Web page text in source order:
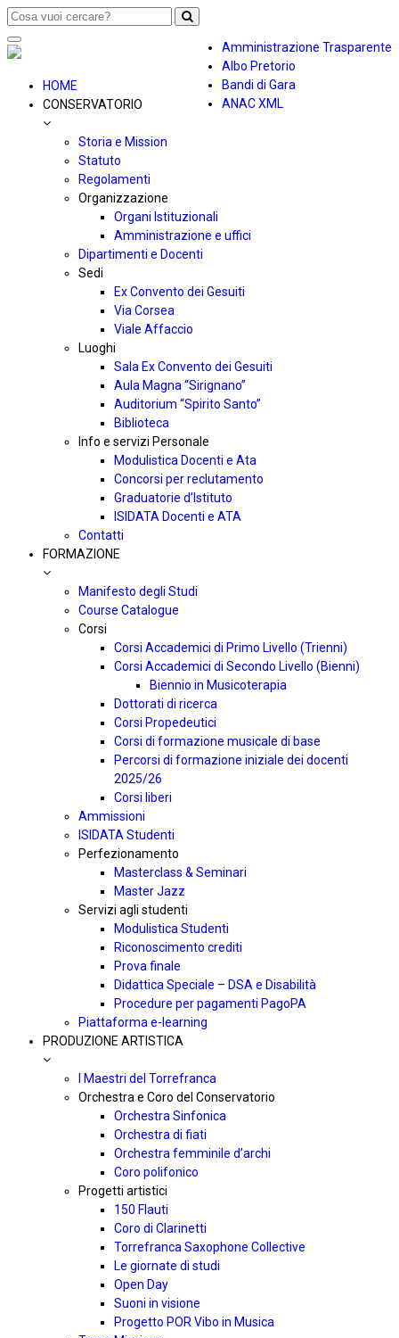
Amministrazione Trasparente
Albo Pretorio
Bandi di Gara
ANAC XML
Toggle
navigation
HOME
CONSERVATORIO
Storia e Mission
Statuto
Regolamenti
Organizzazione
Organi Istituzionali
Amministrazione e uffici
Dipartimenti e Docenti
Sedi
Ex Convento dei Gesuiti
Via Corsea
Viale Affaccio
Luoghi
Sala Ex Convento dei Gesuiti
Aula Magna “Sirignano”
Auditorium “Spirito Santo”
Biblioteca
Info e servizi Personale
Modulistica Docenti e Ata
Concorsi per reclutamento
Graduatorie d’Istituto
ISIDATA Docenti e ATA
Contatti
FORMAZIONE
Manifesto degli Studi
Course Catalogue
Corsi
Corsi Accademici di Primo Livello (Trienni)
Corsi Accademici di Secondo Livello (Bienni)
Biennio in Musicoterapia
Dottorati di ricerca
Corsi Propedeutici
Corsi di formazione musicale di base
Percorsi di formazione iniziale dei docenti
2025/26
Corsi liberi
Ammissioni
ISIDATA Studenti
Perfezionamento
Masterclass & Seminari
Master Jazz
Servizi agli studenti
Modulistica Studenti
Riconoscimento crediti
Prova finale
Didattica Speciale – DSA e Disabilità
Procedure per pagamenti PagoPA
Piattaforma e-learning
PRODUZIONE ARTISTICA
I Maestri del Torrefranca
Orchestra e Coro del Conservatorio
Orchestra Sinfonica
Orchestra di fiati
Orchestra femminile d’archi
Coro polifonico
Progetti artistici
150 Flauti
Coro di Clarinetti
Torrefranca Saxophone Collective
Le giornate di studi
Open Day
Suoni in visione
Progetto POR Vibo in Musica